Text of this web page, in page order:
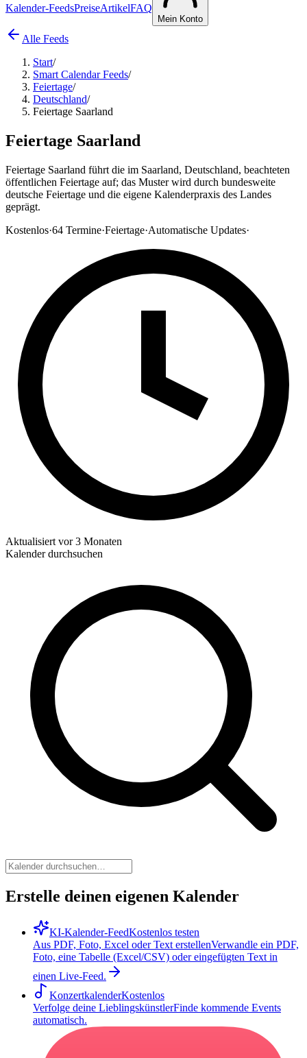
Kalender-FeedsPreiseArtikelFAQ
Mein Konto
Alle Feeds
Start/
Smart Calendar Feeds/
Feiertage/
Deutschland/
Feiertage Saarland
Feiertage Saarland
Feiertage Saarland führt die im Saarland, Deutschland, beachteten
öffentlichen Feiertage auf; das Muster wird durch bundesweite
deutsche Feiertage und die eigene Kalenderpraxis des Landes
geprägt.
Kostenlos·64 Termine·Feiertage·Automatische Updates·
Aktualisiert vor 3 Monaten
Kalender durchsuchen
Erstelle deinen eigenen Kalender
KI-Kalender-FeedKostenlos testen
Aus PDF, Foto, Excel oder Text erstellenVerwandle ein PDF,
Foto, eine Tabelle (Excel/CSV) oder eingefügten Text in
einen Live-Feed.
KonzertkalenderKostenlos
Verfolge deine LieblingskünstlerFinde kommende Events
automatisch.